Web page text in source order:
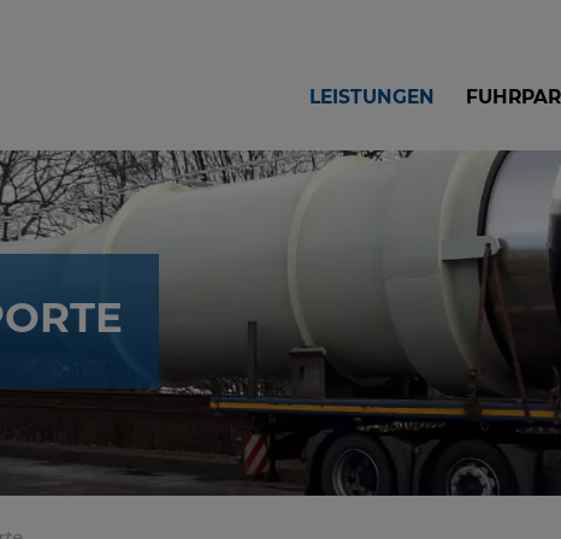
LEIS­TUN­GEN